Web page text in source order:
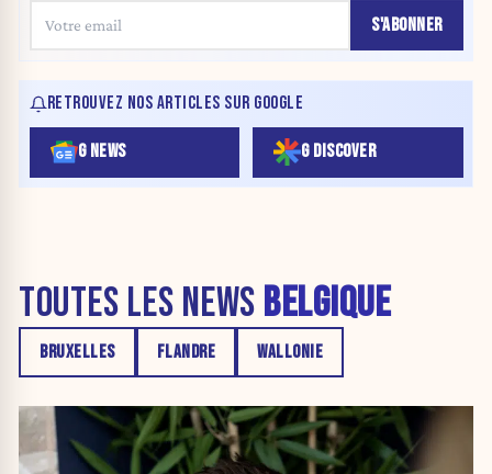
S'ABONNER
RETROUVEZ NOS ARTICLES SUR GOOGLE
G NEWS G DISCOVER
TOUTES LES NEWS BELGIQUE
BRUXELLES FLANDRE WALLONIE